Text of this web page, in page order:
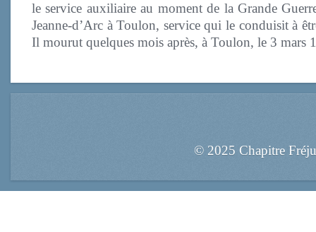
le service auxiliaire au moment de la Grande
Jeanne-d’Arc à Toulon, service qui le conduisit à
Il mourut quelques mois après, à Toulon, le 3 mars
© 2025 Chapitre